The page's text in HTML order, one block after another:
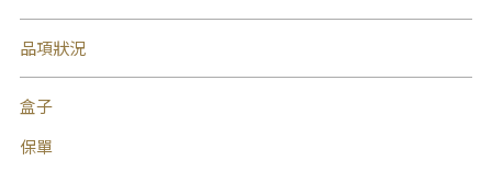
品項狀況
盒子
保單